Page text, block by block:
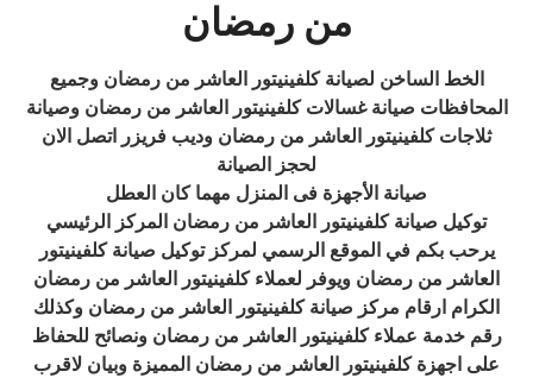
من رمضان
الخط الساخن لصيانة كلفينيتور العاشر من رمضان وجميع
المحافظات صيانة غسالات كلفينيتور العاشر من رمضان وصيانة
ثلاجات كلفينيتور العاشر من رمضان وديب فريزر اتصل الان
لحجز الصيانة
صيانة الأجهزة فى المنزل مهما كان العطل
توكيل صيانة كلفينيتور العاشر من رمضان المركز الرئيسي
يرحب بكم في الموقع الرسمي لمركز توكيل صيانة كلفينيتور
العاشر من رمضان ويوفر لعملاء كلفينيتور العاشر من رمضان
الكرام ارقام مركز صيانة كلفينيتور العاشر من رمضان وكذلك
رقم خدمة عملاء كلفينيتور العاشر من رمضان ونصائح للحفاظ
على اجهزة كلفينيتور العاشر من رمضان المميزة وبيان لاقرب